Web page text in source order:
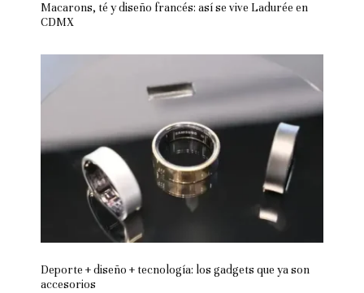
Macarons, té y diseño francés: así se vive Ladurée en
CDMX
Deporte + diseño + tecnología: los gadgets que ya son
accesorios